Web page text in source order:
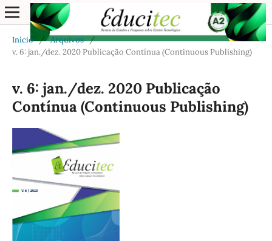
Início / Arquivos /
v. 6: jan./dez. 2020 Publicação Contínua (Continuous Publishing)
v. 6: jan./dez. 2020 Publicação
Contínua (Continuous Publishing)